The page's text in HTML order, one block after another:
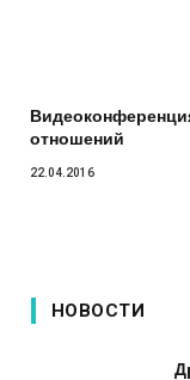
отношений
22.04.2016
НОВОСТИ